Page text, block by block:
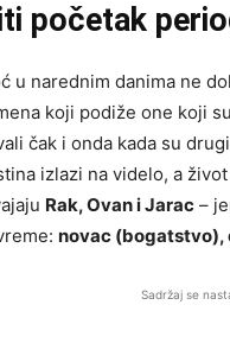
početak
u narednim danima ne
koji podiže one koji
čak i onda kada su
izlazi na videlo, a
Rak, Ovan i Jarac –
novac (bogatstvo),
Sadržaj se